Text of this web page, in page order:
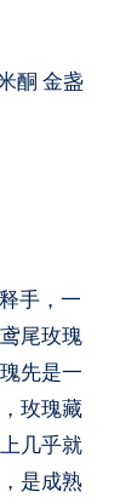
酮 金盏
手，一
尾玫瑰
先是一
玫瑰藏
几乎就
是成熟